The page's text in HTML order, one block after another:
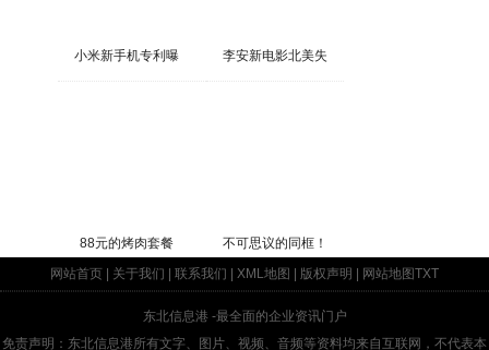
小米新手机专利曝 李安新电影北美失
88元的烤肉套餐
不可思议的同框！
网站首页 | 关于我们 | 联系我们 | XML地图 | 版权声明 | 网站地图TXT
东北信息港 -最全面的企业资讯门户
免责声明：东北信息港所有文字、图片、视频、音频等资料均来自互联网，不代表本